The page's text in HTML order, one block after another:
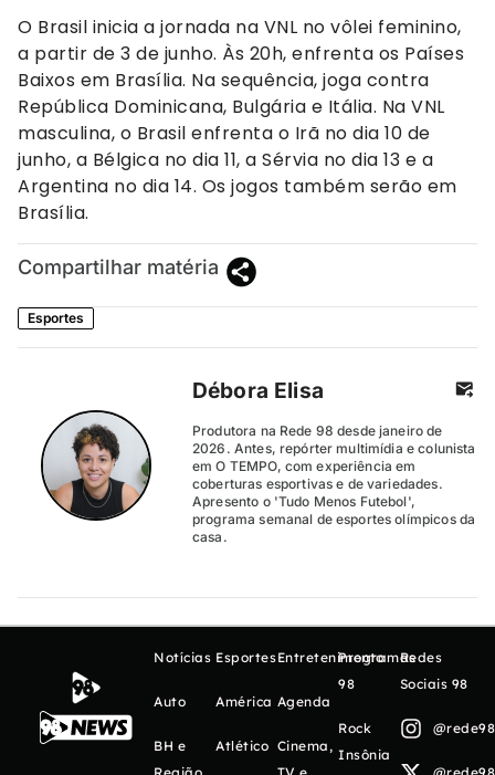
O Brasil inicia a jornada na VNL no vôlei feminino,
a partir de 3 de junho. Às 20h, enfrenta os Países
Baixos em Brasília. Na sequência, joga contra
República Dominicana, Bulgária e Itália. Na VNL
masculina, o Brasil enfrenta o Irã no dia 10 de
junho, a Bélgica no dia 11, a Sérvia no dia 13 e a
Argentina no dia 14. Os jogos também serão em
Brasília.
Compartilhar matéria
Esportes
Débora Elisa
Produtora na Rede 98 desde janeiro de
2026. Antes, repórter multimídia e colunista
em O TEMPO, com experiência em
coberturas esportivas e de variedades.
Apresento o 'Tudo Menos Futebol',
programa semanal de esportes olímpicos da
casa.
Notícias
Auto
BH e
Esportes
América
Atlético
Entretenimento
Agenda
Cinema,
Programas
98
Rock
Insônia
Redes
Sociais 98